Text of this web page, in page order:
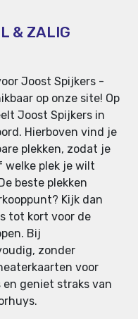
& ZALIG
Joost Spijkers -
op onze site! Op
Joost Spijkers in
Hierboven vind je
plekken, zodat je
welke plek je wilt
beste plekken
Kijk dan
tot kort voor de
Bij
zonder
voor
en geniet straks van